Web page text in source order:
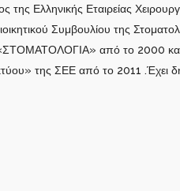
της Ελληνικής Εταιρείας
Συμβουλίου της
από το 2000 και
της ΣΕΕ από το 2011 .Έχει